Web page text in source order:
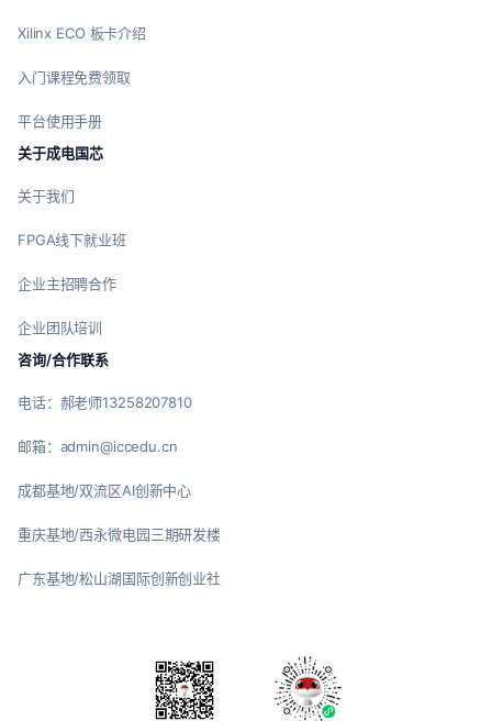
Xilinx ECO 板卡介绍
入门课程免费领取
平台使用手册
关于成电国芯
关于我们
FPGA线下就业班
企业主招聘合作
企业团队培训
咨询/合作联系
电话：郝老师13258207810
邮箱：admin@iccedu.cn
成都基地/双流区AI创新中心
重庆基地/西永微电园三期研发楼
广东基地/松山湖国际创新创业社